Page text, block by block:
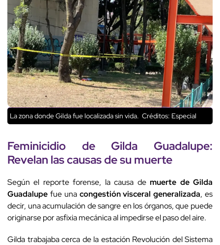
La zona donde Gilda fue localizada sin vida. Créditos: Especial
Feminicidio de Gilda Guadalupe:
Revelan las causas de su muerte
Según el reporte forense, la causa demuerte de Gilda
Guadalupe fue una congestión visceral generalizada, es
decir, una acumulación de sangre en los órganos, que puede
originarse por asfixia mecánica al impedirse el paso del aire.
Gilda trabajaba cerca de la estación Revolución del Sistema